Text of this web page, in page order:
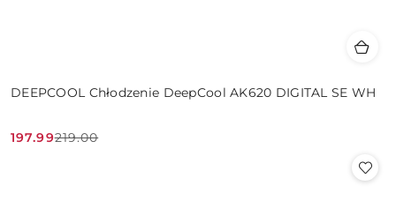
DEEPCOOL Chłodzenie DeepCool AK620 DIGITAL SE WH
Cena
197.99
Cena
219.00